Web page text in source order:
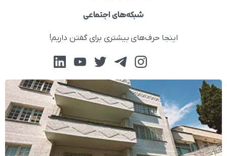
شبکه‌های اجتماعی
اینجا حرف‌های بیشتری برای گفتن داریم!